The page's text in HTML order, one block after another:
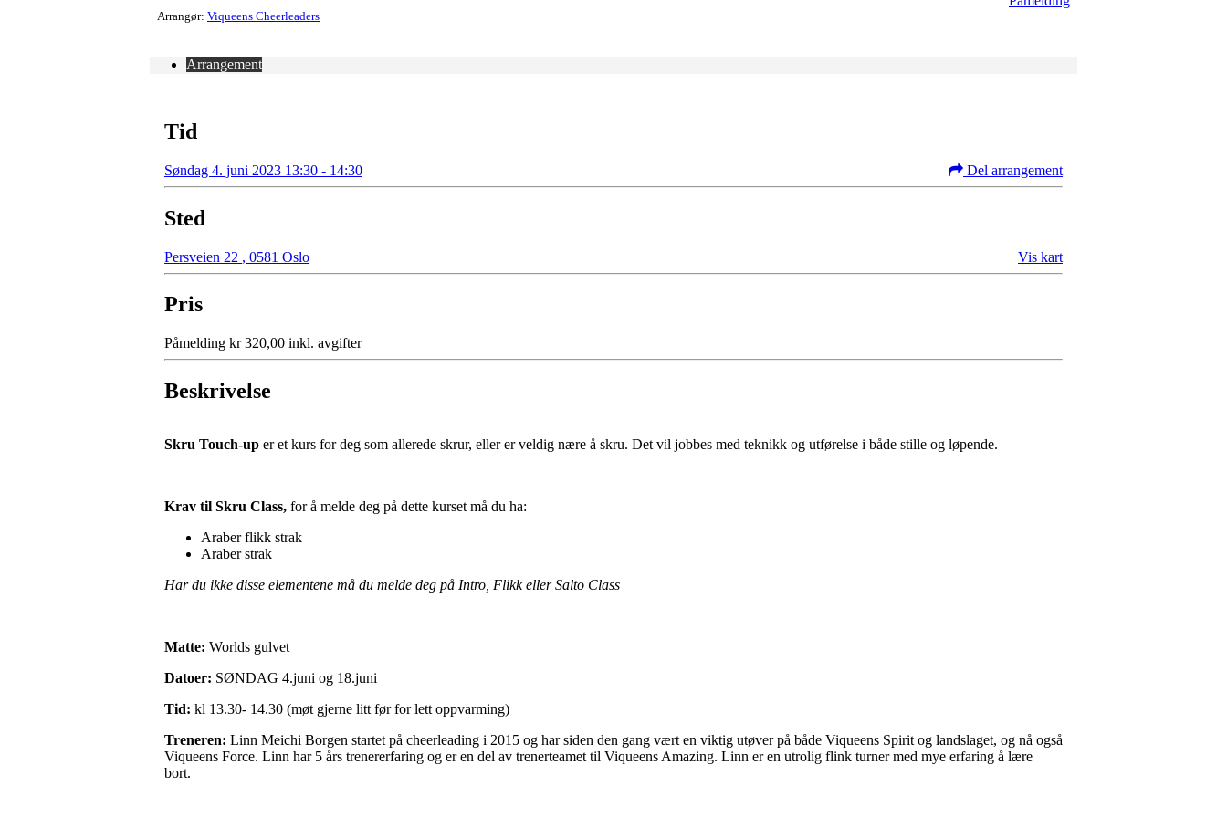
Arrangør: Viqueens Cheerleaders
Arrangement
Tid
Søndag 4. juni 2023 13:30 - 14:30 Del arrangement
Sted
Persveien 22 , 0581 Oslo Vis kart
Pris
Påmelding kr 320,00 inkl. avgifter
Beskrivelse
Skru Touch-up er et kurs for deg som allerede skrur, eller er veldig nære å skru. Det vil jobbes med teknikk og utførelse i både stille og løpende.
Krav til Skru Class, for å melde deg på dette kurset må du ha:
Araber flikk strak
Araber strak
Har du ikke disse elementene må du melde deg på Intro, Flikk eller Salto Class
Matte: Worlds gulvet
Datoer: SØNDAG 4.juni og 18.juni
Tid: kl 13.30- 14.30 (møt gjerne litt før for lett oppvarming)
Treneren: Linn Meichi Borgen startet på cheerleading i 2015 og har siden den gang vært en viktig utøver på både Viqueens Spirit og landslaget, og nå også
Viqueens Force. Linn har 5 års trenererfaring og er en del av trenerteamet til Viqueens Amazing. Linn er en utrolig flink turner med mye erfaring å lære
bort.